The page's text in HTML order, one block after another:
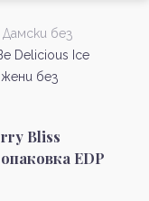
Дамски без
Delicious Ice
без
Bliss
EDP